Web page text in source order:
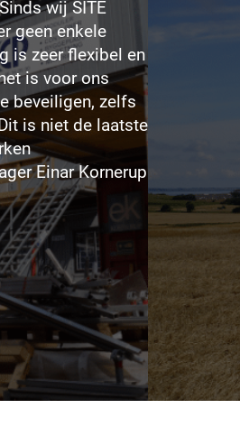
wij SITE
geen enkele
is zeer flexibel en
is voor ons
beveiligen, zelfs
is niet de laatste
Einar Kornerup